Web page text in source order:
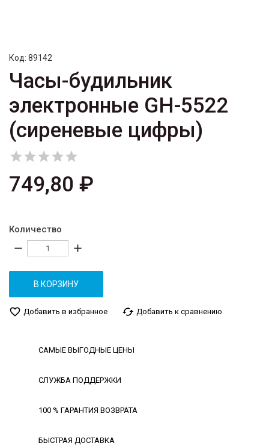
Код: 89142
Часы-будильник
электронные GH-5522
(сиреневые цифры)

749,80 ₽
Количество
remove add
В КОРЗИНУ
favorite_border Добавить в избранное cached Добавить к сравнению
САМЫЕ ВЫГОДНЫЕ ЦЕНЫ
СЛУЖБА ПОДДЕРЖКИ
100 % ГАРАНТИЯ ВОЗВРАТА
БЫСТРАЯ ДОСТАВКА